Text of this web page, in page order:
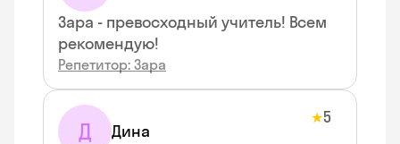
Зара - превосходный учитель! Всем
рекомендую!
Репетитор: Зара
Д Дина
★5